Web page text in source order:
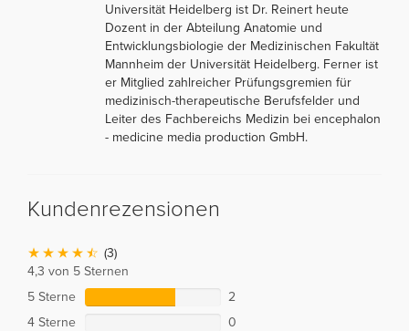
Universität Heidelberg ist Dr. Reinert heute
Dozent in der Abteilung Anatomie und
Entwicklungsbiologie der Medizinischen Fakultät
Mannheim der Universität Heidelberg. Ferner ist
er Mitglied zahlreicher Prüfungsgremien für
medizinisch-therapeutische Berufsfelder und
Leiter des Fachbereichs Medizin bei encephalon
- medicine media production GmbH.
Kundenrezensionen
(3)
4,3 von 5 Sternen
5 Sterne
2
4 Sterne
0